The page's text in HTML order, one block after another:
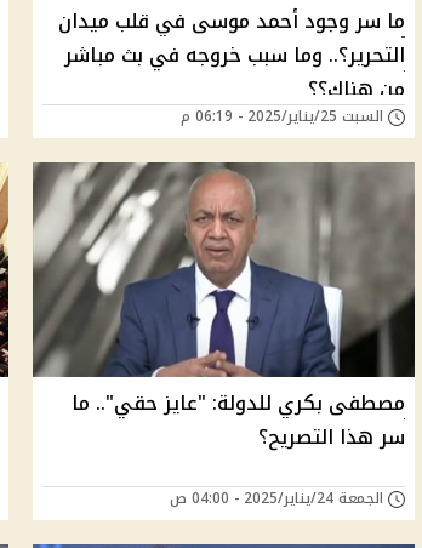
ما سر وجود أحمد موسى في قلب ميدان
التحرير؟.. وما سبب خروجه في بث مباشر
من هناك؟؟
السبت 25/يناير/2025 - 06:19 م
مصطفى بكري للدولة: "عايز حقي".. ما
سر هذا التصريح؟
الجمعة 24/يناير/2025 - 04:00 ص